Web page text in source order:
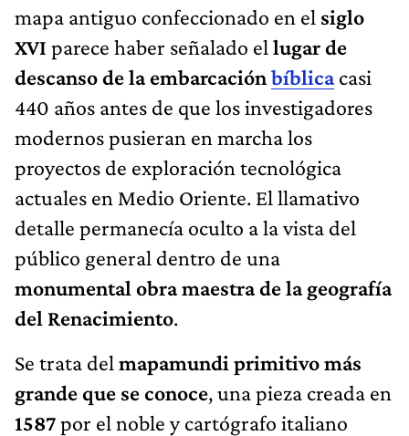
mapa antiguo confeccionado en el siglo
XVI parece haber señalado el lugar de
descanso de la embarcaciónbíblica casi
440 años antes de que los investigadores
modernos pusieran en marcha los
proyectos de exploración tecnológica
actuales en Medio Oriente. El llamativo
detalle permanecía oculto a la vista del
público general dentro de una
monumental obra maestra de la geografía
del Renacimiento.
Se trata del mapamundi primitivo más
grande que se conoce, una pieza creada en
1587por el noble y cartógrafo italiano